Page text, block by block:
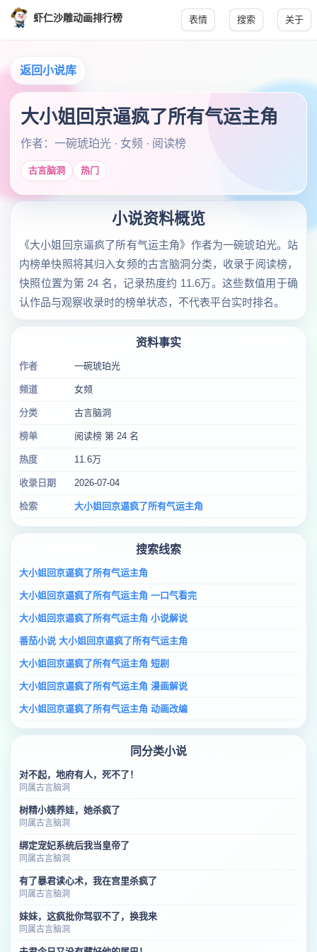
虾仁沙雕动画排行榜 表情 搜索 关于
返回小说库
大小姐回京逼疯了所有气运主角
作者：一碗琥珀光 · 女频 · 阅读榜
古言脑洞 热门
小说资料概览
《大小姐回京逼疯了所有气运主角》作者为一碗琥珀光。站
内榜单快照将其归入女频的古言脑洞分类，收录于阅读榜，
快照位置为第 24 名，记录热度约 11.6万。这些数值用于确
认作品与观察收录时的榜单状态，不代表平台实时排名。
资料事实
作者 一碗琥珀光
频道 女频
分类 古言脑洞
榜单 阅读榜 第 24 名
热度 11.6万
收录日期 2026-07-04
检索 大小姐回京逼疯了所有气运主角
搜索线索
大小姐回京逼疯了所有气运主角
大小姐回京逼疯了所有气运主角 一口气看完
大小姐回京逼疯了所有气运主角 小说解说
番茄小说 大小姐回京逼疯了所有气运主角
大小姐回京逼疯了所有气运主角 短剧
大小姐回京逼疯了所有气运主角 漫画解说
大小姐回京逼疯了所有气运主角 动画改编
同分类小说
对不起，地府有人，死不了！
同属古言脑洞
树精小姨养娃，她杀疯了
同属古言脑洞
绑定宠妃系统后我当皇帝了
同属古言脑洞
有了暴君读心术，我在宫里杀疯了
同属古言脑洞
妹妹，这疯批你驾驭不了，换我来
同属古言脑洞